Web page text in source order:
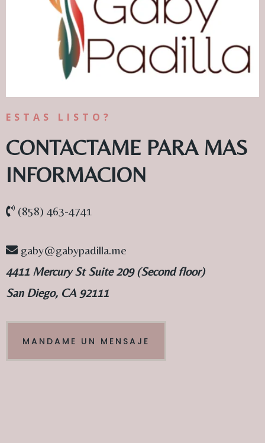
ESTAS LISTO?
CONTACTAME PARA MAS
INFORMACION
(858) 463-4741
gaby@gabypadilla.me
4411 Mercury St Suite 209 (Second floor)
San Diego, CA 92111
MANDAME UN MENSAJE